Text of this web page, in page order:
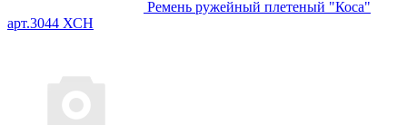
Ремень ружейный плетеный "Коса"
арт.3044 ХСН